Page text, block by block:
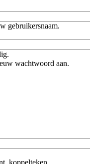
gebruikersnaam.
wachtwoord aan.
koppelteken,